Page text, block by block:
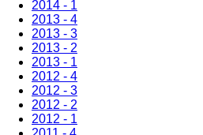
2014 - 1
2013 - 4
2013 - 3
2013 - 2
2013 - 1
2012 - 4
2012 - 3
2012 - 2
2012 - 1